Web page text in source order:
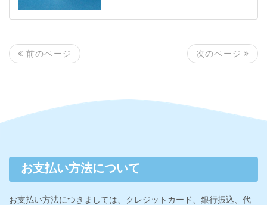
前のページ 次のページ
お支払い方法について
お支払い方法につきましては、クレジットカード、銀行振込、代